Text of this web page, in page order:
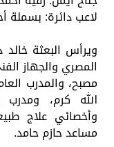
لاعب دائرة: بسملة
ويرأس البعثة
المصري والجهاز
مصبح، والمدرب
الله كرم،
وأخصائي علاج
مساعد حازم حامد.